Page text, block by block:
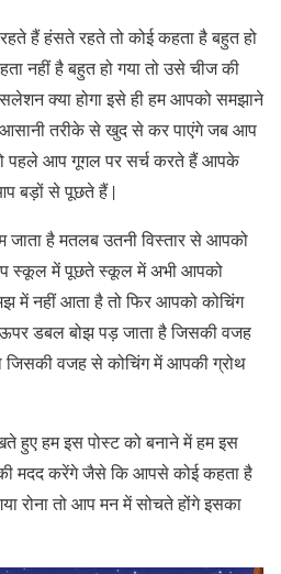
हैं हंसते रहते तो कोई कहता है बहुत हो
नहीं है बहुत हो गया तो उसे चीज की
क्या होगा इसे ही हम आपको समझाने
तरीके से खुद से कर पाएंगे जब आप
पहले आप गूगल पर सर्च करते हैं आपके
बड़ों से पूछते हैं |
जाता है मतलब उतनी विस्तार से आपको
स्कूल में पूछते स्कूल में अभी आपको
में नहीं आता है तो फिर आपको कोचिंग
डबल बोझ पड़ जाता है जिसकी वजह
जिसकी वजह से कोचिंग में आपकी ग्रोथ
हुए हम इस पोस्ट को बनाने में हम इस
मदद करेंगे जैसे कि आपसे कोई कहता है
रोना तो आप मन में सोचते होंगे इसका